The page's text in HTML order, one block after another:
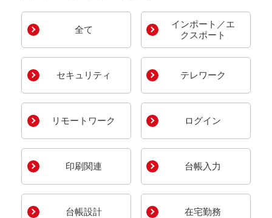
全て
インポート／エ
クスポート
セキュリティ テレワーク
リモートワーク ログイン
印刷関連 台帳入力
台帳設計 在宅勤務